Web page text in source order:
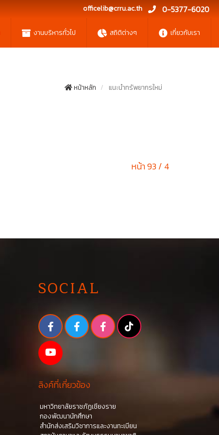
officelib@crru.ac.th 0-5377-6020
งานบริหารทั่วไป สถิติต่างๆ เกี่ยวกับเรา
หน้าหลัก แนะนำทรัพยากรใหม่
หน้า 93 / 4
SOCIAL
ลิงค์ที่เกี่ยวข้อง
มหาวิทยาลัยราชภัฏเชียงราย
กองพัฒนานักศึกษา
สำนักส่งเสริมวิชาการและงานทะเบียน